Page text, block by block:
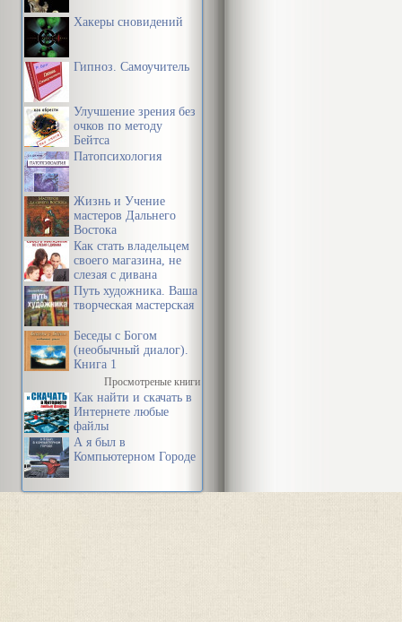
Хакеры сновидений
Гипноз. Самоучитель
Улучшение зрения без
очков по методу
Бейтса
Патопсихология
Жизнь и Учение
мастеров Дальнего
Востока
Как стать владельцем
своего магазина, не
слезая с дивана
Путь художника. Ваша
творческая мастерская
Беседы с Богом
(необычный диалог).
Книга 1
Просмотреные книги
Как найти и скачать в
Интернете любые
файлы
А я был в
Компьютерном Городе